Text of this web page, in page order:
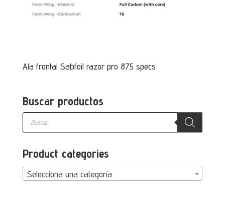
Ala frontal Sabfoil razor pro 875 specs
Buscar productos
Búsqueda
productos
Product categories
Selecciona una categoría